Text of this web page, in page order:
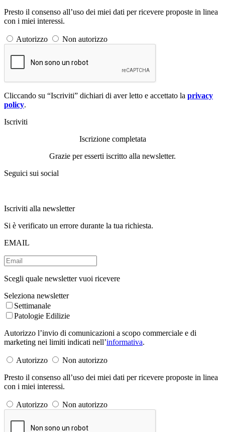
Presto il consenso all’uso dei miei dati per ricevere proposte in linea
con i miei interessi.
Autorizzo Non autorizzo
Cliccando su “Iscriviti” dichiari di aver letto e accettato la privacy
policy.
Iscriviti
Iscrizione completata
Grazie per esserti iscritto alla newsletter.
Seguici sui social
Iscriviti alla newsletter
Si è verificato un errore durante la tua richiesta.
EMAIL
Scegli quale newsletter vuoi ricevere
Seleziona newsletter
Settimanale
Patologie Edilizie
Autorizzo l’invio di comunicazioni a scopo commerciale e di
marketing nei limiti indicati nell’informativa.
Autorizzo
Non autorizzo
Presto il consenso all’uso dei miei dati per ricevere proposte in linea
con i miei interessi.
Autorizzo Non autorizzo